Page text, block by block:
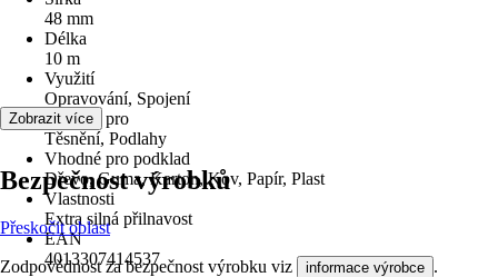
48 mm
Délka
10 m
Využití
Opravování, Spojení
Vhodné pro
Těsnění, Podlahy
Vhodné pro podklad
Dřevo, Guma, Karton, Kov, Papír, Plast
Vlastnosti
Extra silná přilnavost
EAN
4013307414537
Zobrazit více
Bezpečnost výrobků
Přeskočit oblast
Zodpovědnost za bezpečnost výrobku viz informace výrobce .